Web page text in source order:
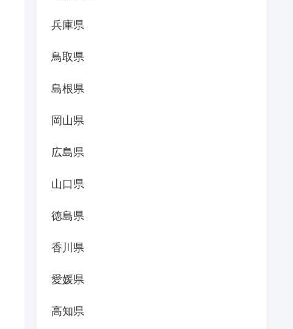
兵庫県
鳥取県
島根県
岡山県
広島県
山口県
徳島県
香川県
愛媛県
高知県